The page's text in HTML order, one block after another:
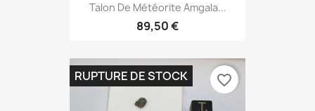
Talon De Météorite Amgala...
89,50 €
RUPTURE DE STOCK favorite_border